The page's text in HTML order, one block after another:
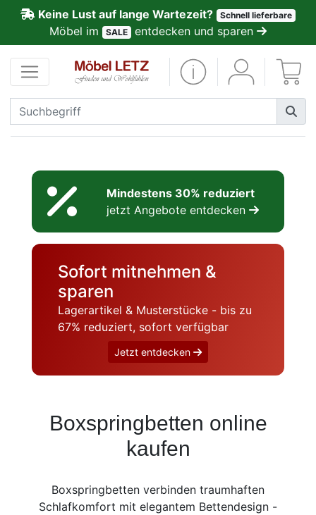
Keine Lust auf lange Wartezeit? Schnell lieferbare
Möbel im SALE entdecken und sparen
Mindestens 30% reduziert
jetzt Angebote entdecken
Sofort mitnehmen &
sparen
Lagerartikel & Musterstücke - bis zu
67% reduziert, sofort verfügbar
Jetzt entdecken
Boxspringbetten online
kaufen
Boxspringbetten verbinden traumhaften
Schlafkomfort mit elegantem Bettendesign -
Kundenmeinungen
Anmelden
PREMIUM
lieferbar
Polsterplaner
Möbel-
Konfigurator
Finanzierung
Markenwelt